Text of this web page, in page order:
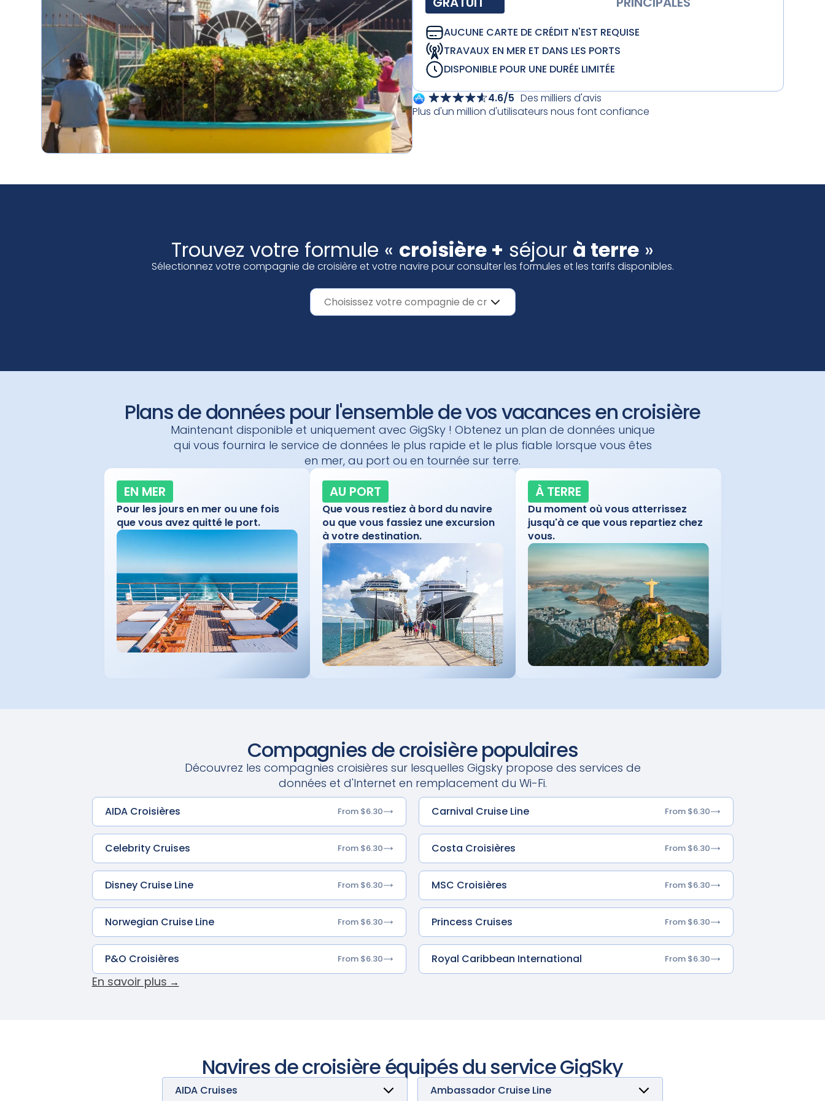
AUCUNE CARTE DE CRÉDIT N'EST REQUISE
TRAVAUX EN MER ET DANS LES PORTS
DISPONIBLE POUR UNE DURÉE LIMITÉE
4.6/5 Des milliers d'avis
Plus d'un million d'utilisateurs nous font confiance
Trouvez votre formule « croisière + séjour à terre »
Sélectionnez votre compagnie de croisière et votre navire pour consulter les formules et les tarifs disponibles.
Plans de données pour l'ensemble de vos vacances en croisière
Maintenant disponible et uniquement avec GigSky ! Obtenez un plan de données unique
qui vous fournira le service de données le plus rapide et le plus fiable lorsque vous êtes
en mer, au port ou en tournée sur terre.
EN MER
Pour les jours en mer ou une fois
que vous avez quitté le port.
AU PORT
Que vous restiez à bord du navire
ou que vous fassiez une excursion
à votre destination.
À TERRE
Du moment où vous atterrissez
jusqu'à ce que vous repartiez chez
vous.
Compagnies de croisière populaires
Découvrez les compagnies croisières sur lesquelles Gigsky propose des services de
données et d'Internet en remplacement du Wi-Fi.
AIDA Croisières From $6.30 Carnival Cruise Line From $6.30
Celebrity Cruises From $6.30 Costa Croisières From $6.30
Disney Cruise Line From $6.30 MSC Croisières From $6.30
Norwegian Cruise Line From $6.30 Princess Cruises From $6.30
P&O Croisières From $6.30 Royal Caribbean International From $6.30
En savoir plus →
Navires de croisière équipés du service GigSky
AIDA Cruises Ambassador Cruise Line